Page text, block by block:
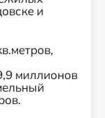
и
миллионов